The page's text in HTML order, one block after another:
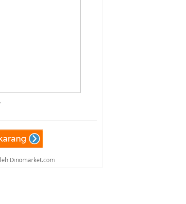
Dinomarket.com